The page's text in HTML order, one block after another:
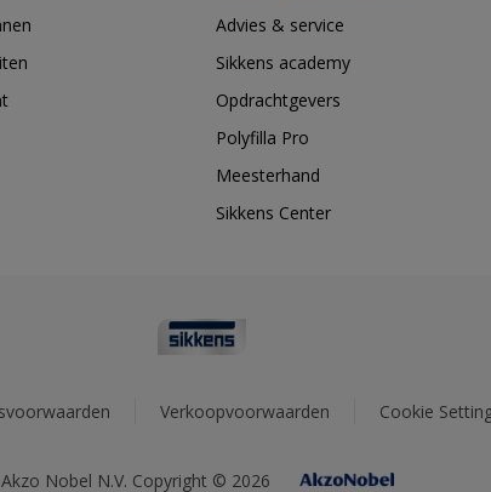
Advies & service
Sikkens academy
Opdrachtgevers
Polyfilla Pro
Meesterhand
Sikkens Center
Verkoopvoorwaarden Cookie
Akzo Nobel N.V. Copyright © 2026